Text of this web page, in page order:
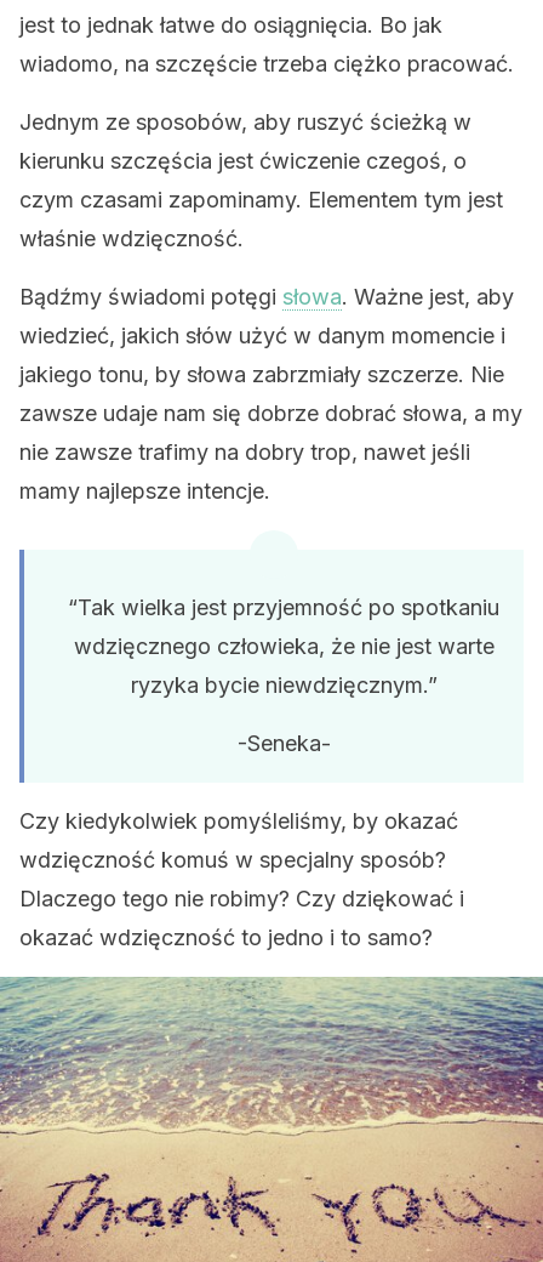
jest to jednak łatwe do osiągnięcia. Bo jak
wiadomo, na szczęście trzeba ciężko pracować.
Jednym ze sposobów, aby ruszyć ścieżką w
kierunku szczęścia jest ćwiczenie czegoś, o
czym czasami zapominamy. Elementem tym jest
właśnie wdzięczność.
Bądźmy świadomi potęgi słowa. Ważne jest, aby
wiedzieć, jakich słów użyć w danym momencie i
jakiego tonu, by słowa zabrzmiały szczerze. Nie
zawsze udaje nam się dobrze dobrać słowa, a my
nie zawsze trafimy na dobry trop, nawet jeśli
mamy najlepsze intencje.
“Tak wielka jest przyjemność po spotkaniu
wdzięcznego człowieka, że ​​nie jest warte
ryzyka bycie niewdzięcznym.”
-Seneka-
Czy kiedykolwiek pomyśleliśmy, by okazać
wdzięczność komuś w specjalny sposób?
Dlaczego tego nie robimy? Czy dziękować i
okazać wdzięczność to jedno i to samo?